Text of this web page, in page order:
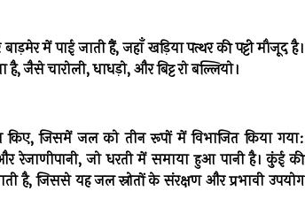
में पाई जाती हैं, जहाँ खड़िया पत्थर की पट्टी मौजूद है।
जैसे चारोली, धाधड़ो, और बिट्ट रो बल्लियो।
जिसमें जल को तीन रूपों में विभाजित किया गया:
रेजाणीपानी, जो धरती में समाया हुआ पानी है। कुंई की
है, जिससे यह जल स्रोतों के संरक्षण और प्रभावी उपयोग